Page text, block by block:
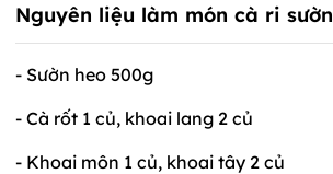
Nguyên liệu làm món cà ri sườn
- Sườn heo 500g
- Cà rốt 1 củ, khoai lang 2 củ
- Khoai môn 1 củ, khoai tây 2 củ